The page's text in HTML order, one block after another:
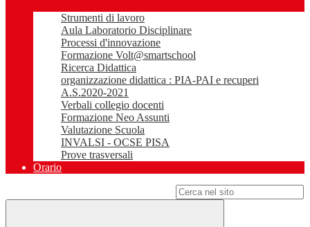
Strumenti di lavoro
Aula Laboratorio Disciplinare
Processi d'innovazione
Formazione Volt@smartschool
Ricerca Didattica
organizzazione didattica : PIA-PAI e recuperi
A.S.2020-2021
Verbali collegio docenti
Formazione Neo Assunti
Valutazione Scuola
INVALSI - OCSE PISA
Prove trasversali
Orario